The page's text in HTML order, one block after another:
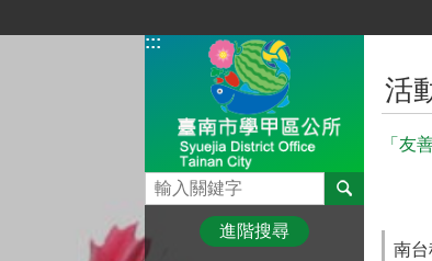
:::
搜尋
進階搜尋
活
「友
南台